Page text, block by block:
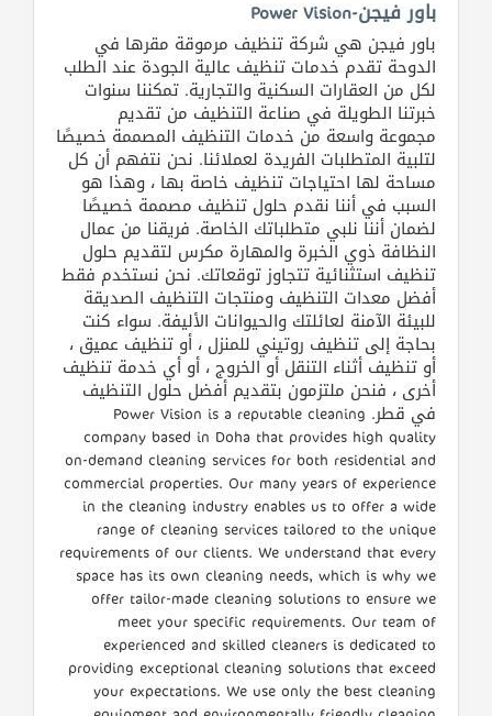
باور فيجن-Power Vision
باور فيجن هي شركة تنظيف مرموقة مقرها في
الدوحة تقدم خدمات تنظيف عالية الجودة عند الطلب
لكل من العقارات السكنية والتجارية. تمكننا سنوات
خبرتنا الطويلة في صناعة التنظيف من تقديم
مجموعة واسعة من خدمات التنظيف المصممة خصيصًا
لتلبية المتطلبات الفريدة لعملائنا. نحن نتفهم أن كل
مساحة لها احتياجات تنظيف خاصة بها ، وهذا هو
السبب في أننا نقدم حلول تنظيف مصممة خصيصًا
لضمان أننا نلبي متطلباتك الخاصة. فريقنا من عمال
النظافة ذوي الخبرة والمهارة مكرس لتقديم حلول
تنظيف استثنائية تتجاوز توقعاتك. نحن نستخدم فقط
أفضل معدات التنظيف ومنتجات التنظيف الصديقة
للبيئة الآمنة لعائلتك والحيوانات الأليفة. سواء كنت
بحاجة إلى تنظيف روتيني للمنزل ، أو تنظيف عميق ،
أو تنظيف أثناء التنقل أو الخروج ، أو أي خدمة تنظيف
أخرى ، فنحن ملتزمون بتقديم أفضل حلول التنظيف
في قطر. Power Vision is a reputable cleaning
company based in Doha that provides high quality
on-demand cleaning services for both residential and
commercial properties. Our many years of experience
in the cleaning industry enables us to offer a wide
range of cleaning services tailored to the unique
requirements of our clients. We understand that every
space has its own cleaning needs, which is why we
offer tailor-made cleaning solutions to ensure we
meet your specific requirements. Our team of
experienced and skilled cleaners is dedicated to
providing exceptional cleaning solutions that exceed
your expectations. We use only the best cleaning